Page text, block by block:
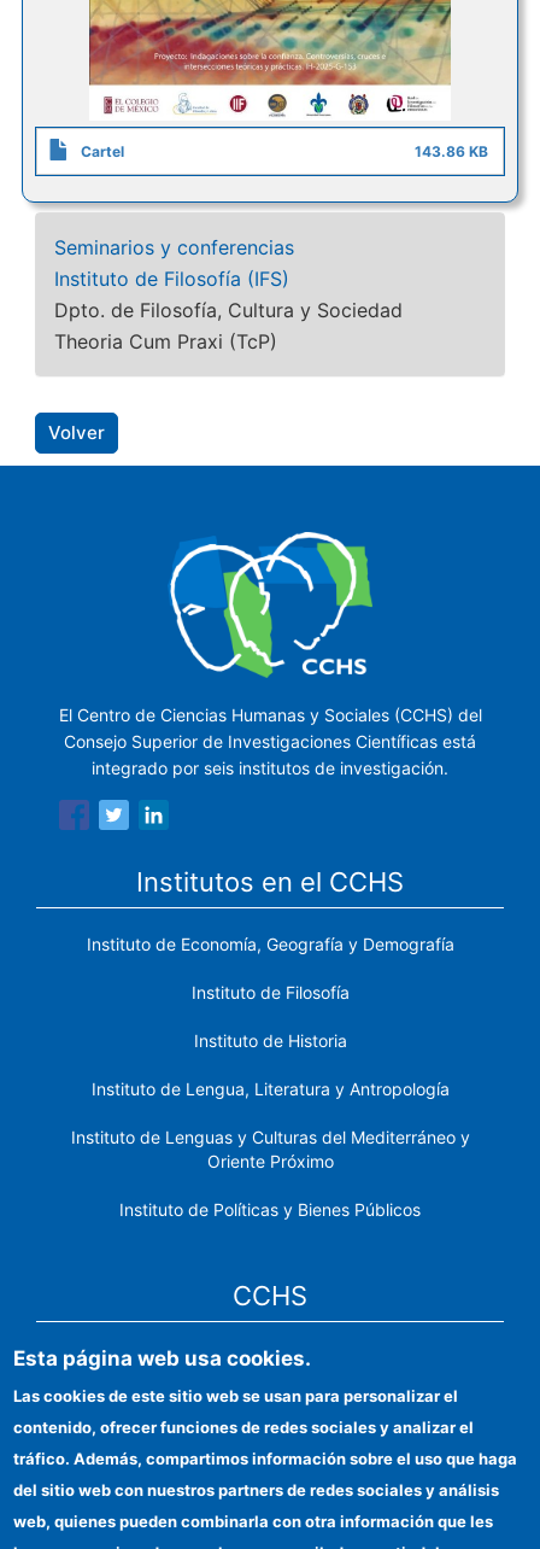
Cartel 143.86 KB
Seminarios y conferencias
Instituto de Filosofía (IFS)
Dpto. de Filosofía, Cultura y Sociedad
Theoria Cum Praxi (TcP)
Volver
El Centro de Ciencias Humanas y Sociales (CCHS) del
Consejo Superior de Investigaciones Científicas está
integrado por seis institutos de investigación.
Institutos en el CCHS
Instituto de Economía, Geografía y Demografía
Instituto de Filosofía
Instituto de Historia
Instituto de Lengua, Literatura y Antropología
Instituto de Lenguas y Culturas del Mediterráneo y
Oriente Próximo
Instituto de Políticas y Bienes Públicos
CCHS
Sede electrónica CSIC
Identidad institucional
Información para proveedores
Ayudas FEDER
Esta página web usa cookies.
Las cookies de este sitio web se usan para personalizar el
contenido, ofrecer funciones de redes sociales y analizar el
tráfico. Además, compartimos información sobre el uso que haga
del sitio web con nuestros partners de redes sociales y análisis
web, quienes pueden combinarla con otra información que les